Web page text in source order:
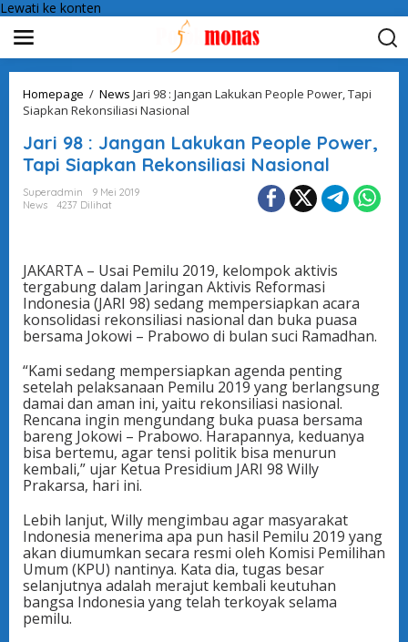
Lewati ke konten
Homepage / News Jari 98 : Jangan Lakukan People Power, Tapi
Siapkan Rekonsiliasi Nasional
Jari 98 : Jangan Lakukan People Power,
Tapi Siapkan Rekonsiliasi Nasional
Superadmin
9 Mei 2019
News
4237 Dilihat
JAKARTA – Usai Pemilu 2019, kelompok aktivis
tergabung dalam Jaringan Aktivis Reformasi
Indonesia (JARI 98) sedang mempersiapkan acara
konsolidasi rekonsiliasi nasional dan buka puasa
bersama Jokowi – Prabowo di bulan suci Ramadhan.
“Kami sedang mempersiapkan agenda penting
setelah pelaksanaan Pemilu 2019 yang berlangsung
damai dan aman ini, yaitu rekonsiliasi nasional.
Rencana ingin mengundang buka puasa bersama
bareng Jokowi – Prabowo. Harapannya, keduanya
bisa bertemu, agar tensi politik bisa menurun
kembali,” ujar Ketua Presidium JARI 98 Willy
Prakarsa, hari ini.
Lebih lanjut, Willy mengimbau agar masyarakat
Indonesia menerima apa pun hasil Pemilu 2019 yang
akan diumumkan secara resmi oleh Komisi Pemilihan
Umum (KPU) nantinya. Kata dia, tugas besar
selanjutnya adalah merajut kembali keutuhan
bangsa Indonesia yang telah terkoyak selama
pemilu.